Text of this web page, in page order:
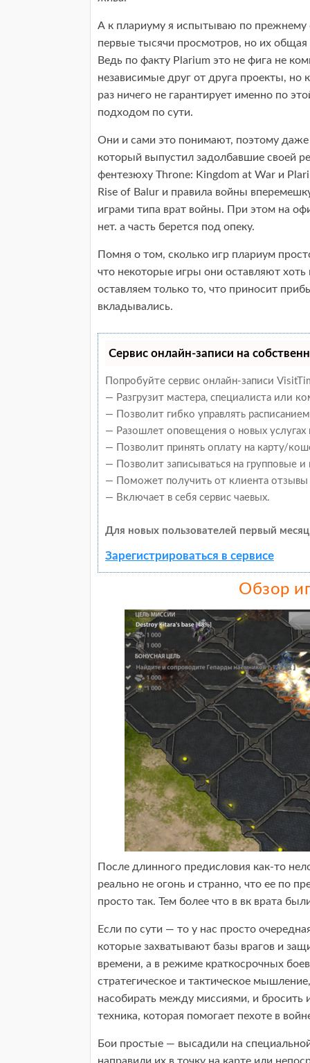
А к плариуму я испытываю по прежнему
первые тысячи просмотров, но их общая
Ведь по факту Plarium это не фига не
независимые друг от друга проекты,
раз ничего не гарантирует именно по
подходом по сути.
Они и сами это понимают, поэтому
который выпустил задолбавшие своей
фентезюху Throne: Kingdom at War и
Rise of Balur и правила войны
играми типа врат войны. При этом на
нет. а часть берется под опеку.
Помня о том, сколько игр плариум
что некоторые игры они оставляют
оставляем только то, что приносит
вкладывались.
Сервис онлайн-записи на
Попробуйте сервис онлайн-записи
— Разгрузит мастера, специалиста или
— Позволит гибко управлять
— Разошлет оповещения о новых услугах
— Позволит принять оплату на карту/
— Позволит записываться на групповые
— Поможет получить от клиента отзывы
— Включает в себя сервис чаевых.
Для новых пользователей первый
Зарегистрироваться в сервисе
Обзор
После длинного предисловия как-то
реально не огонь и странно, что ее по
просто так. Тем более что в вк врата
Если по сути — то у нас просто
которые захватывают базы врагов и
времени, а в режиме краткосрочных
стратегическое и тактическое
насобирать между миссиями, и бросить
техника, которая помогает пехоте в
Бои простые — высадили на